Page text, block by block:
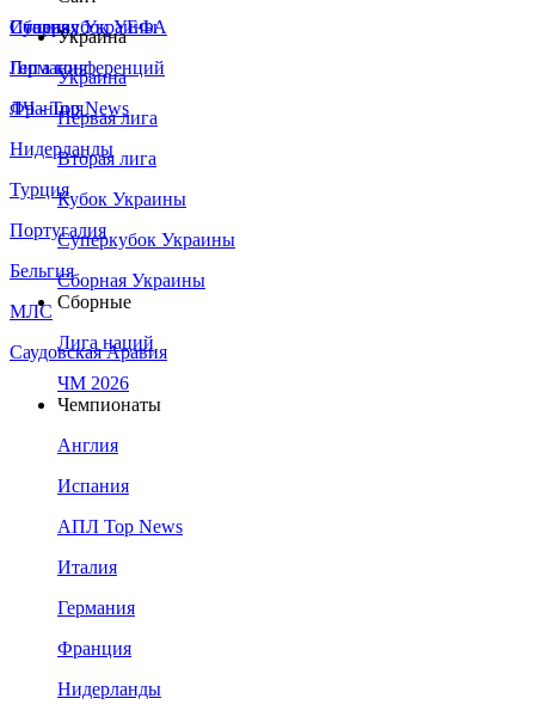
Сборная Украины
Италия
Германия
Франция
Нидерланды
Турция
Португалия
Бельгия
МЛС
Саудовская Аравия
Суперкубок УЕФА
Лига конференций
ЛЧ - Top News
Украина
Украина
Первая лига
Вторая лига
Кубок Украины
Суперкубок Украины
Сборная Украины
Сборные
Лига наций
ЧМ 2026
Чемпионаты
Англия
Испания
АПЛ Top News
Италия
Германия
Франция
Нидерланды